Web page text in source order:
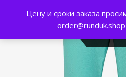
Цену и сроки заказа
order@runduk.shop